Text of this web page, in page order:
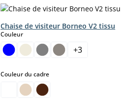
Chaise de visiteur Borneo V2 tissu
Couleurselect
+3
Couleur du cadreselect